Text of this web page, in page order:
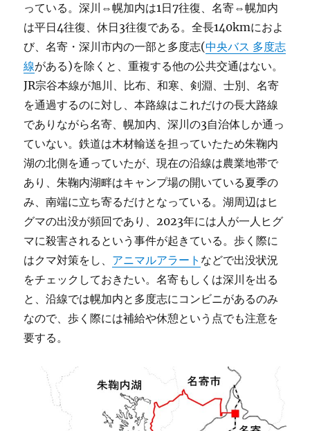
っている。深川⇔幌加内は1日7往復、名寄⇔幌加内
は平日4往復、休日3往復である。全長140kmにおよ
び、名寄・深川市内の一部と多度志(中央バス 多度志
線がある)を除くと、重複する他の公共交通はない。
JR宗谷本線が旭川、比布、和寒、剣淵、士別、名寄
を通過するのに対し、本路線はこれだけの長大路線
でありながら名寄、幌加内、深川の3自治体しか通っ
ていない。鉄道は木材輸送を担っていたため朱鞠内
湖の北側を通っていたが、現在の沿線は農業地帯で
あり、朱鞠内湖畔はキャンプ場の開いている夏季の
み、南端に立ち寄るだけとなっている。湖周辺はヒ
グマの出没が頻回であり、2023年には人が一人ヒグ
マに殺害されるという事件が起きている。歩く際に
はクマ対策をし、 アニマルアラート などで出没状況
をチェックしておきたい。名寄もしくは深川を出る
と、沿線では幌加内と多度志にコンビニがあるのみ
なので、歩く際には補給や休憩という点でも注意を
要する。